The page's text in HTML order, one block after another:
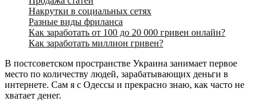
Накрутки в социальных сетях
Разные виды фриланса
Как заработать от 100 до 20 000 гривен онлайн?
Как заработать миллион гривен?
В постсоветском пространстве Украина занимает первое
место по количеству людей, зарабатывающих деньги в
интернете. Сам я с Одессы и прекрасно знаю, как часто не
хватает денег.